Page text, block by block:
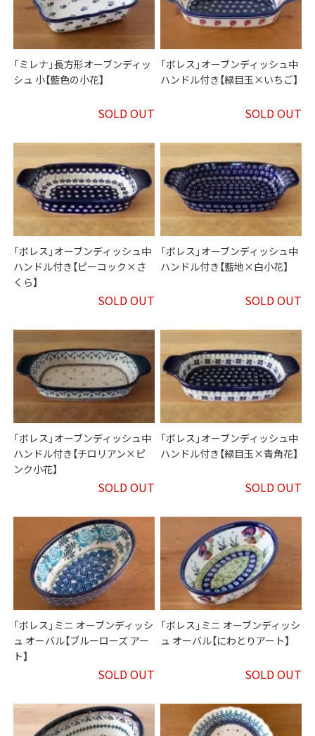
「ミレナ」長方形オーブンディッ
シュ 小【藍色の小花】
SOLD OUT
「ボレス」オーブンディッシュ中
ハンドル付き【緑目玉×いちご】
SOLD OUT
「ボレス」オーブンディッシュ中
ハンドル付き【ピーコック×さ
くら】
SOLD OUT
「ボレス」オーブンディッシュ中
ハンドル付き【藍地×白小花】
SOLD OUT
「ボレス」オーブンディッシュ中
ハンドル付き【チロリアン×ピ
ンク小花】
SOLD OUT
「ボレス」オーブンディッシュ中
ハンドル付き【緑目玉×青角花】
SOLD OUT
「ボレス」ミニ オーブンディッシ
ュ オーバル【ブルーローズ アー
ト】
SOLD OUT
「ボレス」ミニ オーブンディッシ
ュ オーバル【にわとりアート】
SOLD OUT